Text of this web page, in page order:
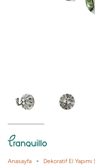
Anasayfa Dekoratif El Yapımı